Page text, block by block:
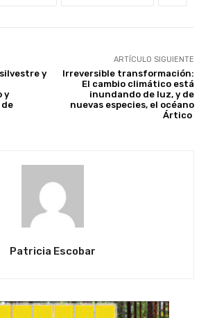
y
y
de
ARTÍCULO SIGUIENTE
Irreversible transformación:
El cambio climático está
inundando de luz, y de
nuevas especies, el océano
Ártico
Patricia Escobar